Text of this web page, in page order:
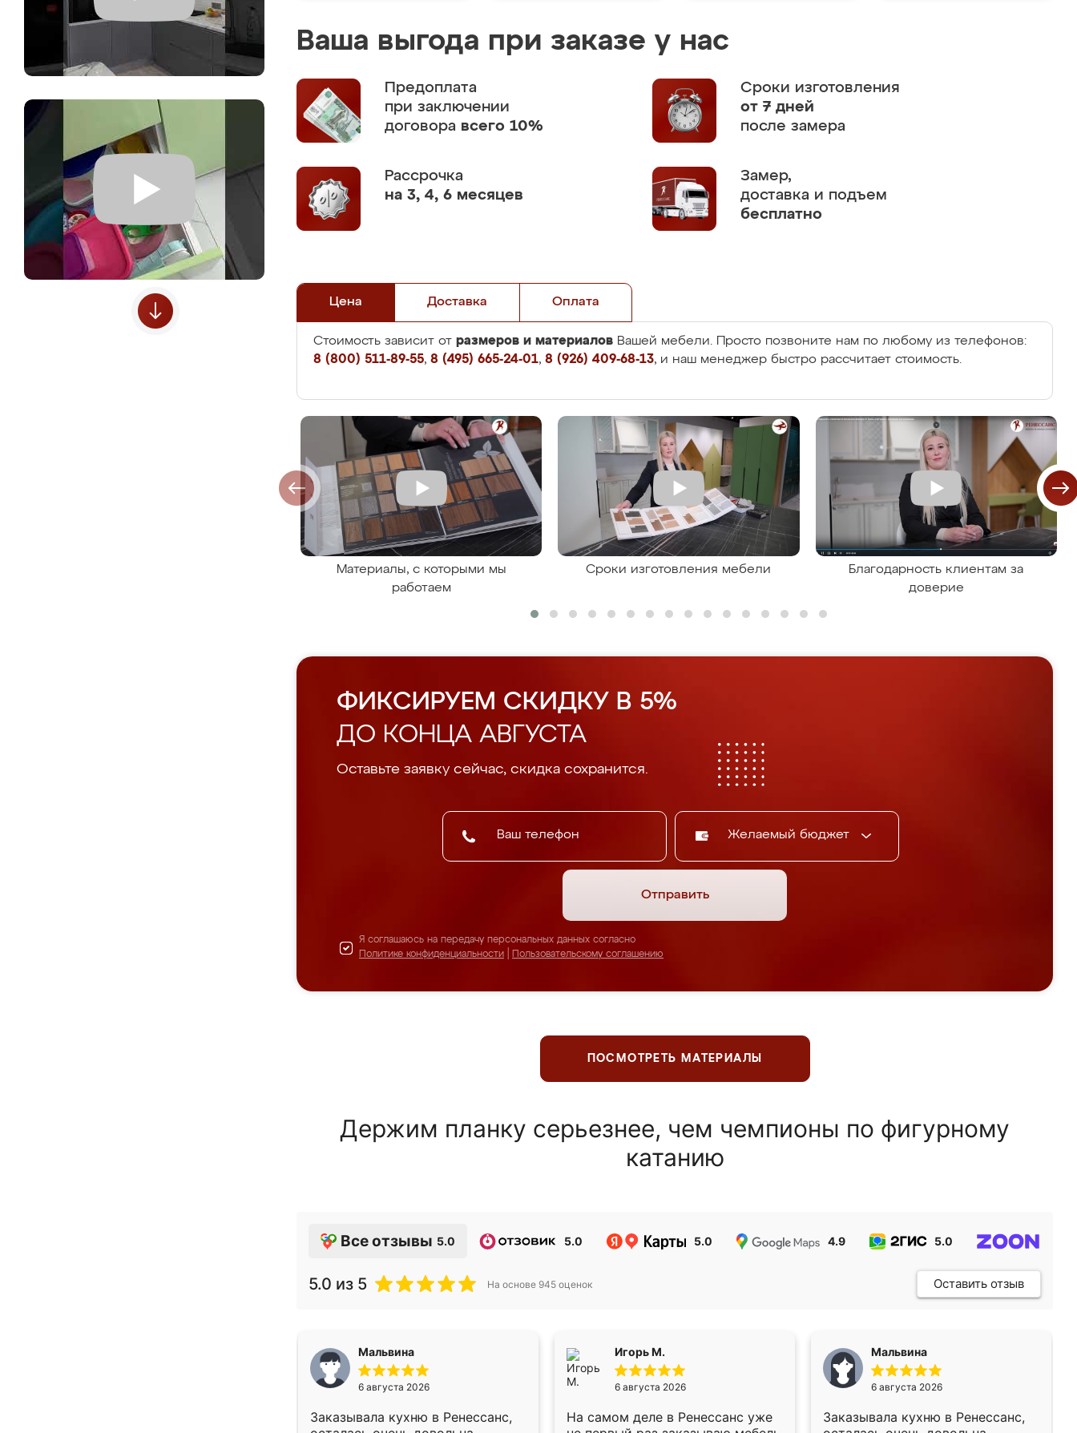
Ваша выгода при заказе у нас
Предоплата
при заключении
договора всего 10%
Сроки изготовления
от 7 дней
после замера
Рассрочка
на 3, 4, 6 месяцев
Замер,
доставка и подъем
бесплатно
Цена Доставка Оплата
Стоимость зависит от размеров и материалов Вашей мебели. Просто позвоните нам по любому из телефонов:
8 (800) 511-89-55, 8 (495) 665-24-01, 8 (926) 409-68-13, и наш менеджер быстро рассчитает стоимость.
Материалы, с которыми мы
работаем
Сроки изготовления мебели
Благодарность клиентам за
доверие
ФИКСИРУЕМ СКИДКУ В 5%
ДО КОНЦА АВГУСТА
Оставьте заявку сейчас, скидка сохранится.
Желаемый бюджет
Отправить
Я соглашаюсь на передачу персональных данных согласно
Политике конфиденциальности
Пользовательскому соглашению
ПОСМОТРЕТЬ МАТЕРИАЛЫ
Держим планку серьезнее, чем чемпионы по фигурному
катанию
Все отзывы 5.0 5.0 5.0 4.9 5.0
5.0 из 5 На основе 945 оценок Оставить отзыв
Мальвина
6 августа 2026
Заказывала кухню в Ренессанс,
Игорь М.
6 августа 2026
На самом деле в Ренессанс уже
Мальвина
6 августа 2026
Заказывала кухню в Ренессанс,